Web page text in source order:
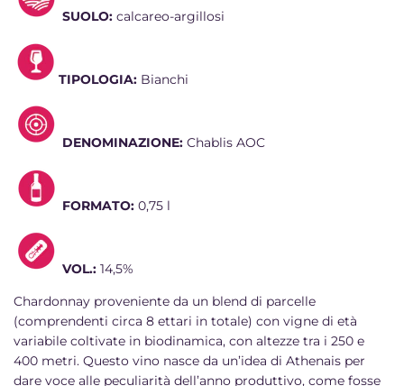
SUOLO: calcareo-argillosi
TIPOLOGIA: Bianchi
DENOMINAZIONE: Chablis AOC
FORMATO: 0,75 l
VOL.: 14,5%
Chardonnay proveniente da un blend di parcelle
(comprendenti circa 8 ettari in totale) con vigne di età
variabile coltivate in biodinamica, con altezze tra i 250 e
400 metri. Questo vino nasce da un’idea di Athenais per
dare voce alle peculiarità dell’anno produttivo, come fosse